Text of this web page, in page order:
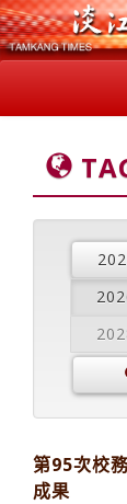
第95次校
成果